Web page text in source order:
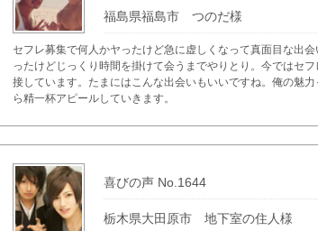
福島県福島市 つのだ様
セフレ募集で何人かヤったけど急に虚しくなって真面目な出
ったけどじっくり時間を掛けて会うまでやりとり。今ではセ
接しています。たまにはこんな出会いもいいですね。俺の魅
ら精一杯アピールしていきます。
喜びの声 No.1644
栃木県大田原市 地下室の住人様